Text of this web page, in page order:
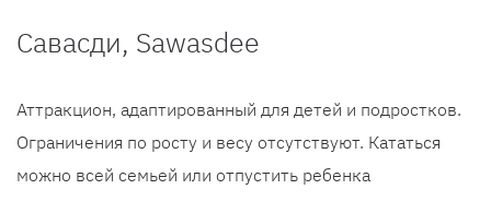
Савасди, Sawasdee
Аттракцион, адаптированный для детей и подростков.
Ограничения по росту и весу отсутствуют. Кататься
можно всей семьей или отпустить ребенка